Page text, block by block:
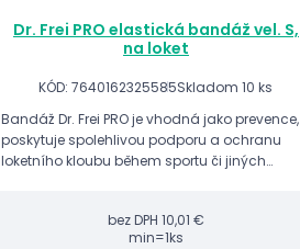
Dr. Frei PRO elastická bandáž vel. S,
na loket
KÓD: 7640162325585Skladom 10 ks
Bandáž Dr. Frei PRO je vhodná jako prevence,
poskytuje spolehlivou podporu a ochranu
loketního kloubu během sportu či jiných
bez DPH 10,01 €
min=1ks